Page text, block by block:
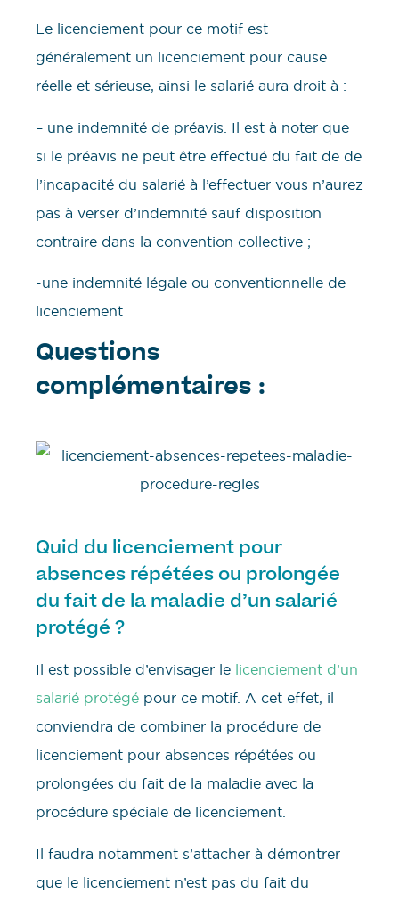
Le licenciement pour ce motif est
généralement un licenciement pour cause
réelle et sérieuse, ainsi le salarié aura droit à :
– une indemnité de préavis. Il est à noter que
si le préavis ne peut être effectué du fait de de
l’incapacité du salarié à l’effectuer vous n’aurez
pas à verser d’indemnité sauf disposition
contraire dans la convention collective ;
-une indemnité légale ou conventionnelle de
licenciement
Questions
complémentaires :
Quid du licenciement pour
absences répétées ou prolongée
du fait de la maladie d’un salarié
protégé ?
Il est possible d’envisager le licenciement d’un
salarié protégé pour ce motif. A cet effet, il
conviendra de combiner la procédure de
licenciement pour absences répétées ou
prolongées du fait de la maladie avec la
procédure spéciale de licenciement.
Il faudra notamment s’attacher à démontrer
que le licenciement n’est pas du fait du